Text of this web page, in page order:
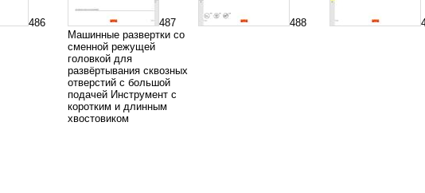
486
487
Машинные развертки со
сменной режущей
головкой для
развёртывания сквозных
отверстий с большой
подачей Инструмент с
коротким и длинным
хвостовиком
488